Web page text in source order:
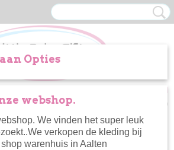
(0)
>Koko noko jogging broek green
Opties
webshop.
We vinden het super leuk
verkopen de kleding bij
warenhuis in Aalten